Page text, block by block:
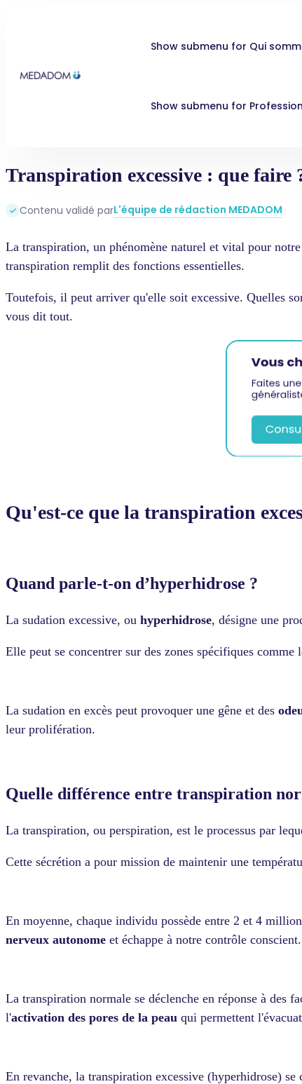
Show submenu for Qui
Show submenu for
Transpiration excessive : que faire
Contenu validé parL'équipe de rédaction MEDADOM
La transpiration, un phénomène naturel et vital pour
transpiration remplit des fonctions essentielles.
Toutefois, il peut arriver qu'elle soit excessive. Quelles
vous dit tout.
Qu'est-ce que la transpiration
Quand parle-t-on d’hyperhidrose ?
La sudation excessive, ou hyperhidrose, désigne une
Elle peut se concentrer sur des zones spécifiques
La sudation en excès peut provoquer une gêne et des
leur prolifération.
Quelle différence entre transpiration
La transpiration, ou perspiration, est le processus par
Cette sécrétion a pour mission de maintenir une
En moyenne, chaque individu possède entre 2 et 4
nerveux autonome et échappe à notre contrôle conscient.
La transpiration normale se déclenche en réponse à des
l'activation des pores de la peau qui permettent
En revanche, la transpiration excessive (hyperhidrose)